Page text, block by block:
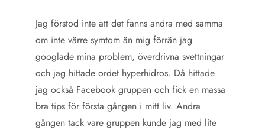
Jag förstod inte att det fanns andra med samma
om inte värre symtom än mig förrän jag
googlade mina problem, överdrivna svettningar
och jag hittade ordet hyperhidros. Då hittade
jag också Facebook gruppen och fick en massa
bra tips för första gången i mitt liv. Andra
gången tack vare gruppen kunde jag med lite